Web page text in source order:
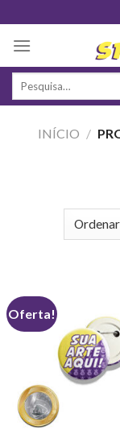
to
content
Pesquisar
INÍCIO /
Oferta!